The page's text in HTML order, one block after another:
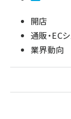
開店
通販・EC
業界動向